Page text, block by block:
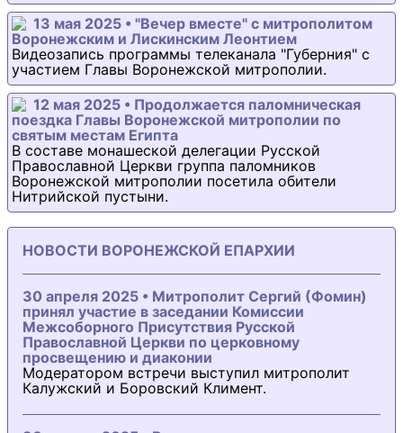
13 мая 2025 • "Вечер вместе" с митрополитом
Воронежским и Лискинским Леонтием
Видеозапись программы телеканала "Губерния" с
участием Главы Воронежской митрополии.
12 мая 2025 • Продолжается паломническая
поездка Главы Воронежской митрополии по
святым местам Египта
В составе монашеской делегации Русской
Православной Церкви группа паломников
Воронежской митрополии посетила обители
Нитрийской пустыни.
НОВОСТИ ВОРОНЕЖСКОЙ ЕПАРХИИ
30 апреля 2025 • Митрополит Сергий (Фомин)
принял участие в заседании Комиссии
Межсоборного Присутствия Русской
Православной Церкви по церковному
просвещению и диаконии
Модератором встречи выступил митрополит
Калужский и Боровский Климент.